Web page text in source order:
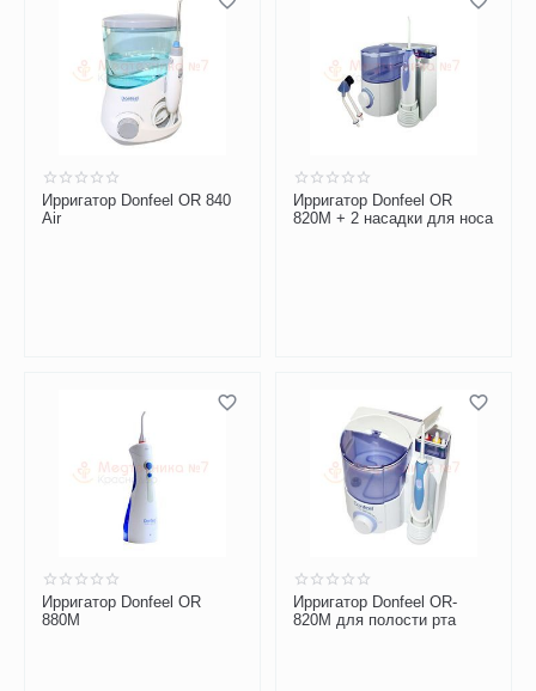
Ирригатор Donfeel OR 840
Air
Ирригатор Donfeel OR
820М + 2 насадки для носа
Ирригатор Donfeel OR
880M
Ирригатор Donfeel OR-
820М для полости рта